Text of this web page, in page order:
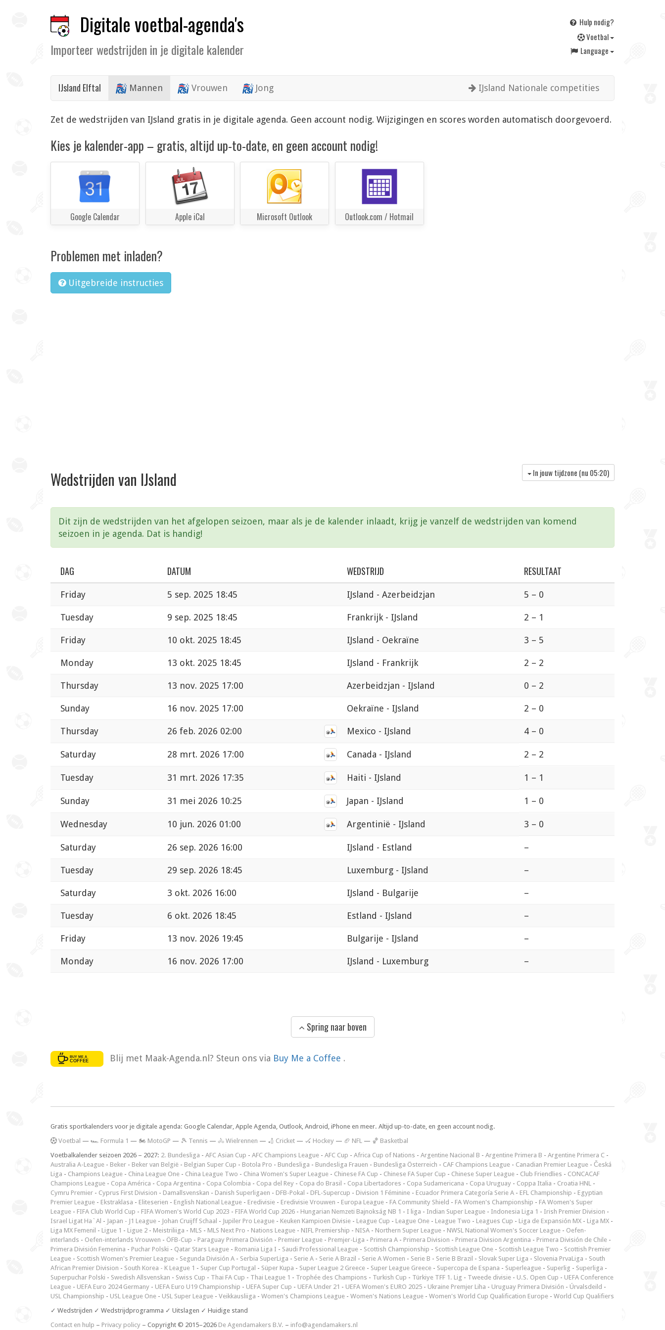
Digitale voetbal-agenda's
Importeer wedstrijden in je digitale kalender
Hulp nodig?
Voetbal
Language
IJsland Elftal Mannen Vrouwen Jong IJsland Nationale competities
Zet de wedstrijden van IJsland gratis in je digitale agenda. Geen account nodig. Wijzigingen en scores worden automatisch doorgevoerd.
Kies je kalender-app – gratis, altijd up-to-date, en geen account nodig!
Google Calendar Apple iCal Microsoft Outlook Outlook.com / Hotmail
Problemen met inladen?
Uitgebreide instructies
Wedstrijden van IJsland In jouw tijdzone (nu 05:20)
Dit zijn de wedstrijden van het afgelopen seizoen, maar als je de kalender inlaadt, krijg je vanzelf de wedstrijden van komend
seizoen in je agenda. Dat is handig!
DAG DATUM WEDSTRIJD RESULTAAT
Friday 5 sep. 2025 18:45 IJsland - Azerbeidzjan 5 – 0
Tuesday 9 sep. 2025 18:45 Frankrijk - IJsland 2 – 1
Friday 10 okt. 2025 18:45 IJsland - Oekraïne 3 – 5
Monday 13 okt. 2025 18:45 IJsland - Frankrijk 2 – 2
Thursday 13 nov. 2025 17:00 Azerbeidzjan - IJsland 0 – 2
Sunday 16 nov. 2025 17:00 Oekraïne - IJsland 2 – 0
Thursday 26 feb. 2026 02:00 Mexico - IJsland 4 – 0
Saturday 28 mrt. 2026 17:00 Canada - IJsland 2 – 2
Tuesday 31 mrt. 2026 17:35 Haiti - IJsland 1 – 1
Sunday 31 mei 2026 10:25 Japan - IJsland 1 – 0
Wednesday 10 jun. 2026 01:00 Argentinië - IJsland 3 – 0
Saturday 26 sep. 2026 16:00 IJsland - Estland –
Tuesday 29 sep. 2026 18:45 Luxemburg - IJsland –
Saturday 3 okt. 2026 16:00 IJsland - Bulgarije –
Tuesday 6 okt. 2026 18:45 Estland - IJsland –
Friday 13 nov. 2026 19:45 Bulgarije - IJsland –
Monday 16 nov. 2026 17:00 IJsland - Luxemburg –
Spring naar boven
Blij met Maak-Agenda.nl? Steun ons via Buy Me a Coffee .
Gratis sportkalenders voor je digitale agenda: Google Calendar, Apple Agenda, Outlook, Android, iPhone en meer. Altijd up-to-date, en geen account nodig.
Voetbal — 🏎️ Formula 1 — 🏍 MotoGP — 🎾 Tennis — 🚴 Wielrennen — 🏏 Cricket — 🏑 Hockey — 🏈 NFL — 🏀 Basketbal
Voetbalkalender seizoen 2026 – 2027: 2. Bundesliga - AFC Asian Cup - AFC Champions League - AFC Cup - Africa Cup of Nations - Argentine Nacional B - Argentine Primera B - Argentine Primera C -
Australia A-League - Beker - Beker van België - Belgian Super Cup - Botola Pro - Bundesliga - Bundesliga Frauen - Bundesliga Österreich - CAF Champions League - Canadian Premier League - Česká
Liga - Champions League - China League One - China League Two - China Women's Super League - Chinese FA Cup - Chinese FA Super Cup - Chinese Super League - Club Friendlies - CONCACAF
Champions League - Copa América - Copa Argentina - Copa Colombia - Copa del Rey - Copa do Brasil - Copa Libertadores - Copa Sudamericana - Copa Uruguay - Coppa Italia - Croatia HNL -
Cymru Premier - Cyprus First Division - Damallsvenskan - Danish Superligaen - DFB-Pokal - DFL-Supercup - Division 1 Féminine - Ecuador Primera Categoría Serie A - EFL Championship - Egyptian
Premier League - Ekstraklasa - Eliteserien - English National League - Eredivisie - Eredivisie Vrouwen - Europa League - FA Community Shield - FA Women's Championship - FA Women's Super
League - FIFA Club World Cup - FIFA Women's World Cup 2023 - FIFA World Cup 2026 - Hungarian Nemzeti Bajnokság NB 1 - I liga - Indian Super League - Indonesia Liga 1 - Irish Premier Division -
Israel Ligat Ha`Al - Japan - J1 League - Johan Cruijff Schaal - Jupiler Pro League - Keuken Kampioen Divisie - League Cup - League One - League Two - Leagues Cup - Liga de Expansión MX - Liga MX -
Liga MX Femenil - Ligue 1 - Ligue 2 - Meistriliiga - MLS - MLS Next Pro - Nations League - NIFL Premiership - NISA - Northern Super League - NWSL National Women's Soccer League - Oefen-
interlands - Oefen-interlands Vrouwen - ÖFB-Cup - Paraguay Primera División - Premier League - Premjer-Liga - Primera A - Primera Division - Primera Division Argentina - Primera División de Chile -
Primera División Femenina - Puchar Polski - Qatar Stars League - Romania Liga I - Saudi Professional League - Scottish Championship - Scottish League One - Scottish League Two - Scottish Premier
League - Scottish Women's Premier League - Segunda División A - Serbia SuperLiga - Serie A - Serie A Brazil - Serie A Women - Serie B - Serie B Brazil - Slovak Super Liga - Slovenia PrvaLiga - South
African Premier Division - South Korea - K League 1 - Super Cup Portugal - Süper Kupa - Super League 2 Greece - Super League Greece - Supercopa de Espana - Superleague - Superlig - Superliga -
Superpuchar Polski - Swedish Allsvenskan - Swiss Cup - Thai FA Cup - Thai League 1 - Trophée des Champions - Turkish Cup - Türkiye TFF 1. Lig - Tweede divisie - U.S. Open Cup - UEFA Conference
League - UEFA Euro 2024 Germany - UEFA Euro U19 Championship - UEFA Super Cup - UEFA Under 21 - UEFA Women's EURO 2025 - Ukraine Premjer Liha - Uruguay Primera División - Úrvalsdeild -
USL Championship - USL League One - USL Super League - Veikkausliiga - Women's Champions League - Women's Nations League - Women's World Cup Qualification Europe - World Cup Qualifiers
✓ Wedstrijden ✓ Wedstrijdprogramma ✓ Uitslagen ✓ Huidige stand
Contact en hulp – Privacy policy – Copyright © 2015–2026 De Agendamakers B.V. – info@agendamakers.nl